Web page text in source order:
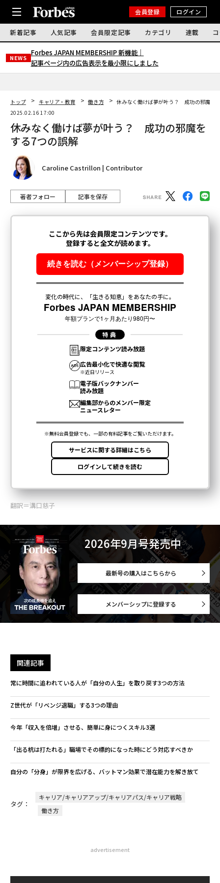
会員登録 ログイン
新着記事 人気記事 会員限定記事 カテゴリ 連載
NEWS
Forbes JAPAN MEMBERSHIP 新機能｜
記事ページ内の広告表示を最小限にしました
トップ キャリア・教育 働き方
休みなく働けば夢が叶う？ 成功の邪魔を
2025.02.16 17:00
休みなく働けば夢が叶う？ 成功の邪魔を
する7つの誤解
Caroline Castrillon | Contributor
著者フォロー 記事を保存
翻訳＝溝口慈子
2026年9月号発売中
最新号の購入はこちらから
メンバーシップに登録する
関連記事
常に時間に追われている人が「自分の人生」を取り戻す3つの方法
Z世代が「リベンジ退職」する3つの理由
今年「収入を倍増」させる、簡単に身につくスキル3選
「出る杭は打たれる」職場でその標的になった時にどう対応すべきか
自分の「分身」が限界を広げる、バットマン効果で潜在能力を解き放て
タグ：
キャリア/キャリアアップ/キャリアパス/キャリア戦略
働き方
advertisement